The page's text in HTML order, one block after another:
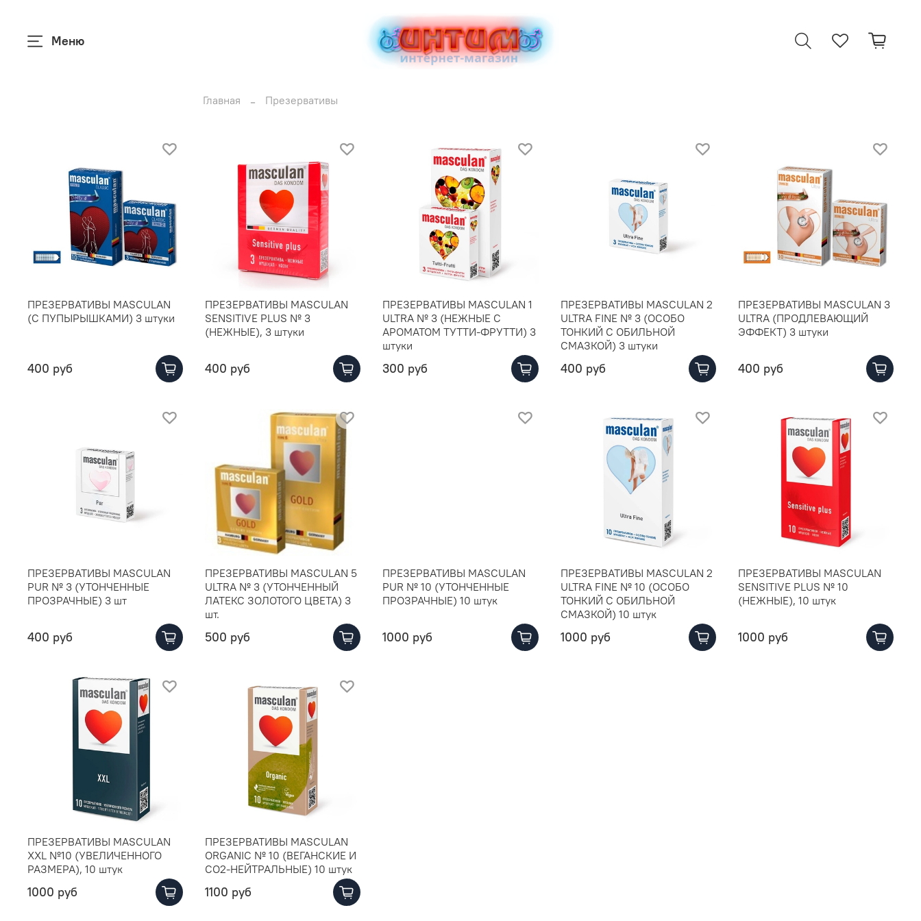
Меню
Главная Презервативы
ПРЕЗЕРВАТИВЫ MASCULAN
(С ПУПЫРЫШКАМИ) 3 штуки
400 руб
ПРЕЗЕРВАТИВЫ MASCULAN
SENSITIVE PLUS № 3
(НЕЖНЫЕ), 3 штуки
400 руб
ПРЕЗЕРВАТИВЫ MASCULAN 1
ULTRA № 3 (НЕЖНЫЕ С
АРОМАТОМ ТУТТИ-ФРУТТИ) 3
штуки
300 руб
ПРЕЗЕРВАТИВЫ MASCULAN 2
ULTRA FINE № 3 (ОСОБО
ТОНКИЙ С ОБИЛЬНОЙ
СМАЗКОЙ) 3 штуки
400 руб
ПРЕЗЕРВАТИВЫ MASCULAN 3
ULTRA (ПРОДЛЕВАЮЩИЙ
ЭФФЕКТ) 3 штуки
400 руб
ПРЕЗЕРВАТИВЫ MASCULAN
PUR № 3 (УТОНЧЕННЫЕ
ПРОЗРАЧНЫЕ) 3 шт
400 руб
ПРЕЗЕРВАТИВЫ MASCULAN 5
ULTRA № 3 (УТОНЧЕННЫЙ
ЛАТЕКС ЗОЛОТОГО ЦВЕТА) 3
шт.
500 руб
ПРЕЗЕРВАТИВЫ MASCULAN
PUR № 10 (УТОНЧЕННЫЕ
ПРОЗРАЧНЫЕ) 10 штук
1000 руб
ПРЕЗЕРВАТИВЫ MASCULAN 2
ULTRA FINE № 10 (ОСОБО
ТОНКИЙ С ОБИЛЬНОЙ
СМАЗКОЙ) 10 штук
1000 руб
ПРЕЗЕРВАТИВЫ MASCULAN
SENSITIVE PLUS № 10
(НЕЖНЫЕ), 10 штук
1000 руб
ПРЕЗЕРВАТИВЫ MASCULAN
XXL №10 (УВЕЛИЧЕННОГО
РАЗМЕРА), 10 штук
1000 руб
ПРЕЗЕРВАТИВЫ MASCULAN
ORGANIC № 10 (ВЕГАНСКИЕ И
CO2-НЕЙТРАЛЬНЫЕ) 10 штук
1100 руб